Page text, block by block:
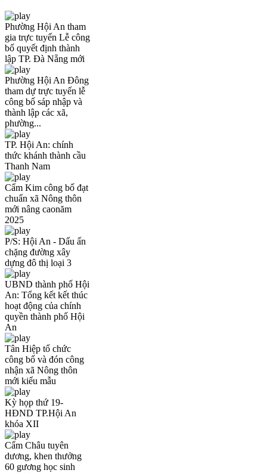
Phường Hội An tham
gia trực tuyến Lễ công
bố quyết định thành
lập TP. Đà Nẵng mới
Phường Hội An Đông
tham dự trực tuyến lễ
công bố sáp nhập và
thành lập các xã,
phường...
TP. Hội An: chính
thức khánh thành cầu
Thanh Nam
Cẩm Kim công bố đạt
chuẩn xã Nông thôn
mới nâng caonăm
2025
P/S: Hội An - Dấu ấn
chặng đường xây
dựng đô thị loại 3
UBND thành phố Hội
An: Tổng kết kết thúc
hoạt động của chính
quyền thành phố Hội
An
Tân Hiệp tổ chức
công bố và đón công
nhận xã Nông thôn
mới kiểu mẫu
Kỳ họp thứ 19-
HĐND TP.Hội An
khóa XII
Cẩm Châu tuyên
dương, khen thưởng
60 gương học sinh